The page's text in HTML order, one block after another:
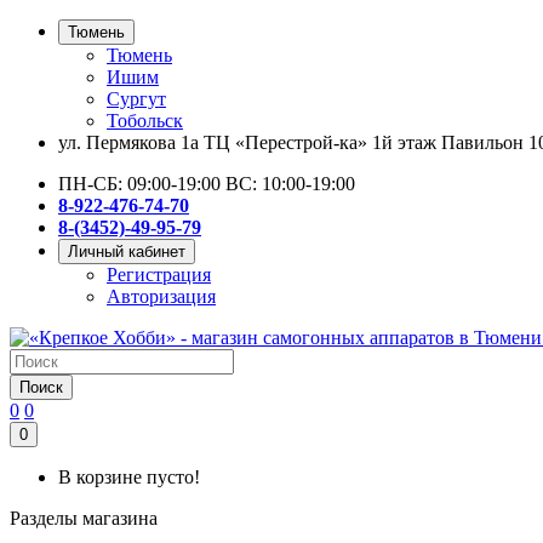
Тюмень
Тюмень
Ишим
Сургут
Тобольск
ул. Пермякова 1а ТЦ «Перестрой-ка» 1й этаж Павильон
ПН-СБ: 09:00-19:00 ВС: 10:00-19:00
8-922-476-74-70
8-(3452)-49-95-79
Личный кабинет
Регистрация
Авторизация
Поиск
0 0
0
В корзине пусто!
Разделы магазина